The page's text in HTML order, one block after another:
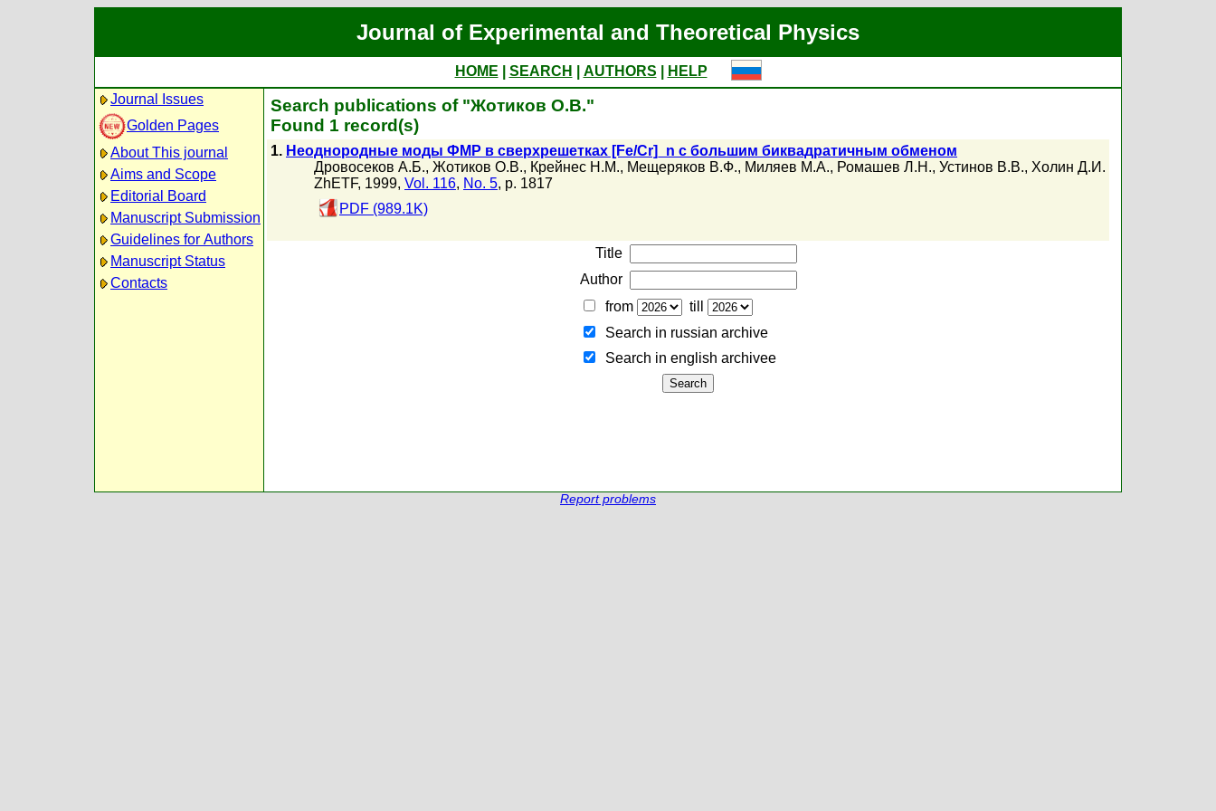
Journal of Experimental and Theoretical Physics
HOME SEARCH AUTHORS
HELP
Journal Issues
Golden Pages
About This journal
Aims and Scope
Editorial Board
Manuscript Submission
Guidelines for Authors
Manuscript Status
Contacts
Search publications of "Жотиков О.В."
Found 1 record(s)
1. Неоднородные моды ФМР в сверхрешетках [Fe/Cr]_n с большим биквадратичным обменом
Дровосеков А.Б., Жотиков О.В., Крейнес Н.М., Мещеряков В.Ф., Миляев М.А., Ромашев Л.Н., Устинов В.В., Холин Д.И.
ZhETF, 1999, Vol. 116, No. 5, p. 1817
PDF (989.1K)
Title
Author
from
till
Search in russian archive
Search in english archiveе
Report problems